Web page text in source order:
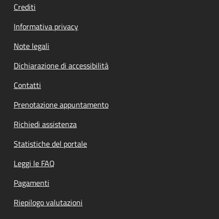
Crediti
Informativa privacy
Note legali
Dichiarazione di accessibilità
Contatti
Prenotazione appuntamento
Richiedi assistenza
Statistiche del portale
Leggi le FAQ
Pagamenti
Riepilogo valutazioni